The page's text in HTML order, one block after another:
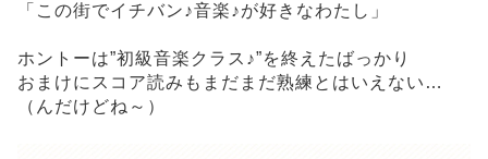
「この街でイチバン♪音楽♪が好きなわたし」
ホントーは”初級音楽クラス♪”を終えたばっかり
おまけにスコア読みもまだまだ熟練とはいえない…
（んだけどね～）